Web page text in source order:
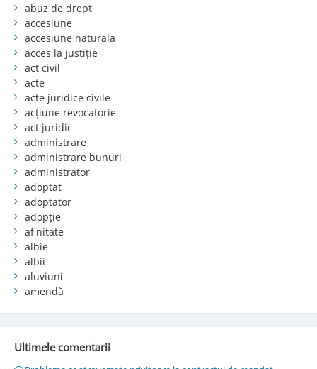
abuz de drept
accesiune
accesiune naturala
acces la justiție
act civil
acte
acte juridice civile
acțiune revocatorie
act juridic
administrare
administrare bunuri
administrator
adoptat
adoptator
adopție
afinitate
albie
albii
aluviuni
amendă
Ultimele comentarii